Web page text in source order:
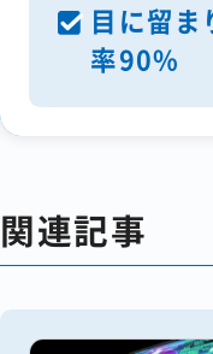
目に留
率90%
関連記事